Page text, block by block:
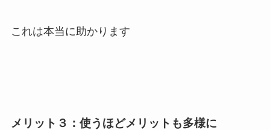
これは本当に助かります
メリット３：使うほどメリットも多様に